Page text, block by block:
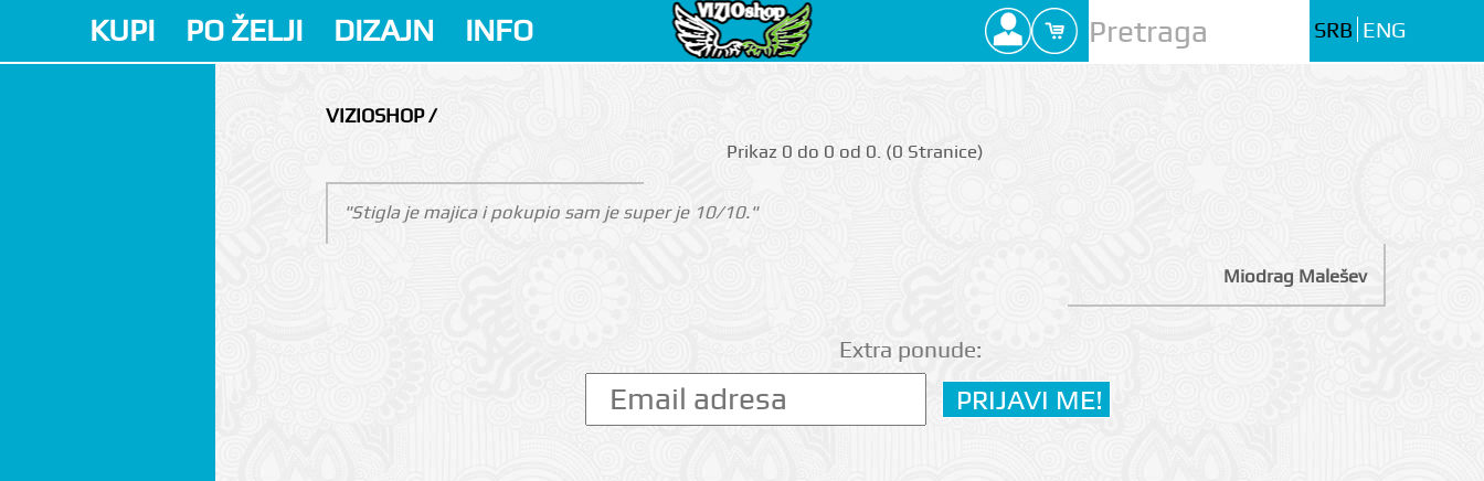
KUPI PO ŽELJI DIZAJN INFO SRB ENG
VIZIOSHOP /
Prikаz 0 do 0 оd 0. (0 Strаnicе)
"Stigla je majica i pokupio sam je super je 10/10."
Miodrag Malešev
Extra ponude: